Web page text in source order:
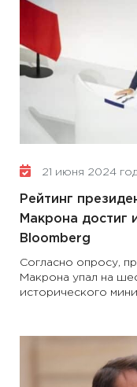
21 июня 2024
Рейтинг
Макрона достиг
Bloomberg
Согласно опросу,
Макрона упал на
исторического